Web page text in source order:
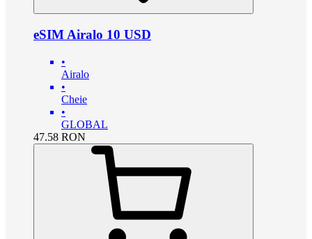
eSIM Airalo 10 USD
•
Airalo
•
Cheie
•
GLOBAL
47.58 RON